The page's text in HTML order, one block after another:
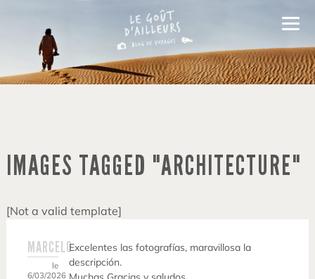
IMAGES TAGGED "ARCHITECTURE"
[Not a valid template]
MARCELO
le
6/03/2026
Excelentes las fotografías, maravillosa la
descripción.